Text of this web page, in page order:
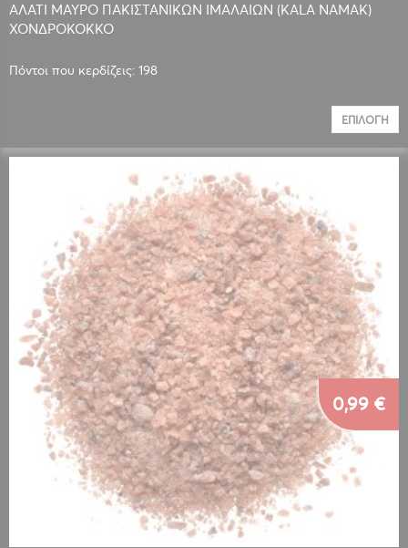
ΑΛΑΤΙ ΜΑΥΡΟ ΠΑΚΙΣΤΑΝΙΚΩΝ ΙΜΑΛΑΙΩΝ (KALA NAMAK)
ΧΟΝΔΡΟΚΟΚΚΟ
Πόντοι που κερδίζεις: 198
ΕΠΙΛΟΓΉ
0,99 €